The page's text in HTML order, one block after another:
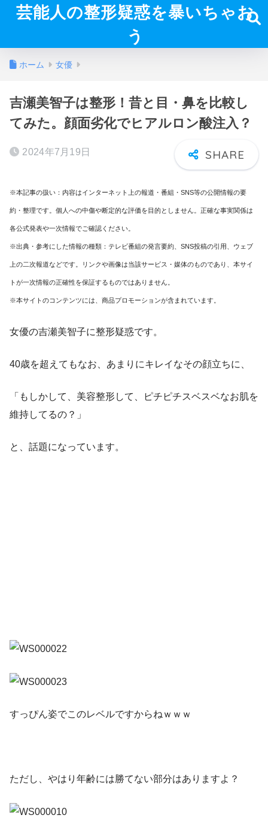
芸能人の整形疑惑を暴いちゃお
う
ホーム 女優
吉瀬美智子は整形！昔と目・鼻を比較し
てみた。顔面劣化でヒアルロン酸注入？
2024年7月19日
※本記事の扱い：内容はインターネット上の報道・番組・SNS等の公開情報の要
約・整理です。個人への中傷や断定的な評価を目的としません。正確な事実関係は
各公式発表や一次情報でご確認ください。
※出典・参考にした情報の種類：テレビ番組の発言要約、SNS投稿の引用、ウェブ
上の二次報道などです。リンクや画像は当該サービス・媒体のものであり、本サイ
トが一次情報の正確性を保証するものではありません。
※本サイトのコンテンツには、商品プロモーションが含まれています。
女優の吉瀬美智子に整形疑惑です。
40歳を超えてもなお、あまりにキレイなその顔立ちに、
「もしかして、美容整形して、ピチピチスベスベなお肌を
維持してるの？」
と、話題になっています。
すっぴん姿でこのレベルですからねｗｗｗ
ただし、やはり年齢には勝てない部分はありますよ？